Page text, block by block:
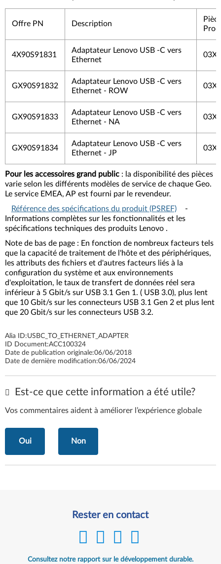
Offre PN Description
4X90S91831
Adaptateur Lenovo USB -C vers
Ethernet
GX90S91832
Adaptateur Lenovo USB -C vers
Ethernet - ROW
GX90S91833
Adaptateur Lenovo USB -C vers
Ethernet - NA
GX90S91834
Adaptateur Lenovo USB -C vers
Ethernet - JP
Pour les accessoires grand public : la disponibilité des pièces
varie selon les différents modèles de service de chaque Geo.
Le service EMEA, AP est fourni par le revendeur.
Référence des spécifications du produit (PSREF)
-
Informations complètes sur les fonctionnalités et les
spécifications techniques des produits Lenovo .
Note de bas de page : En fonction de nombreux facteurs tels
que la capacité de traitement de l'hôte et des périphériques,
les attributs des fichiers et d'autres facteurs liés à la
configuration du système et aux environnements
d'exploitation, le taux de transfert de données réel sera
inférieur à 5 Gbit/s sur USB 3.1 Gen 1. ( USB 3.0), plus lent
que 10 Gbit/s sur les connecteurs USB 3.1 Gen 2 et plus lent
que 20 Gbit/s sur les connecteurs USB 3.2.
Alia ID:USBC_TO_ETHERNET_ADAPTER
ID Document:ACC100324
Date de publication originale:06/06/2018
Date de dernière modification:06/06/2024
Est-ce que cette information a été utile?
Vos commentaires aident à améliorer l’expérience globale
Oui Non
Rester en contact
Consultez notre rapport sur le développement durable.